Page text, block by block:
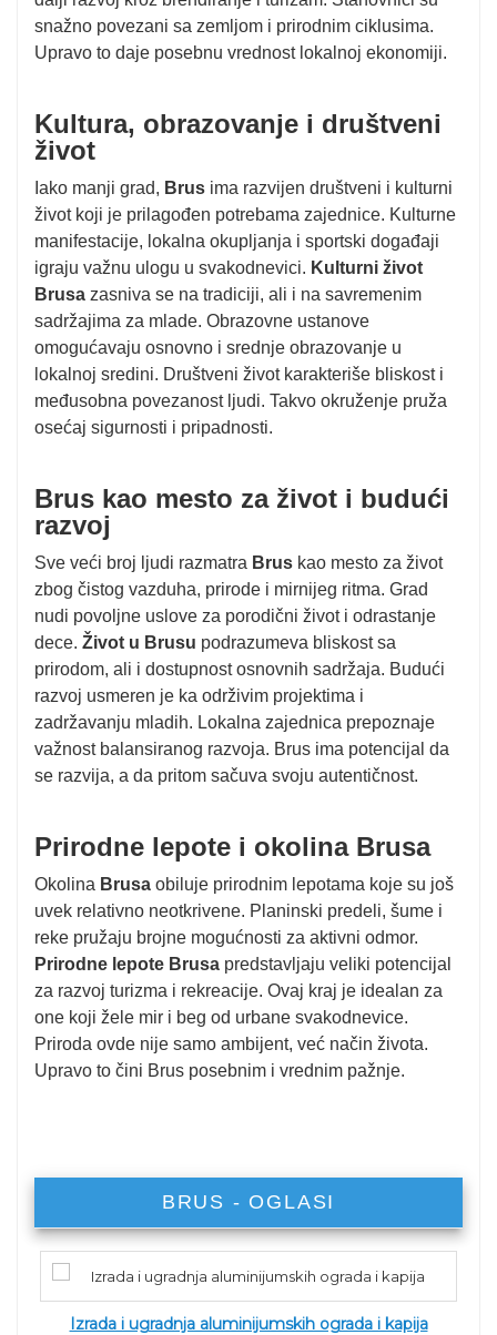
snažno povezani sa zemljom i prirodnim ciklusima.
Upravo to daje posebnu vrednost lokalnoj ekonomiji.
Kultura, obrazovanje i društveni
život
Iako manji grad, Brus ima razvijen društveni i kulturni
život koji je prilagođen potrebama zajednice. Kulturne
manifestacije, lokalna okupljanja i sportski događaji
igraju važnu ulogu u svakodnevici. Kulturni život
Brusa zasniva se na tradiciji, ali i na savremenim
sadržajima za mlade. Obrazovne ustanove
omogućavaju osnovno i srednje obrazovanje u
lokalnoj sredini. Društveni život karakteriše bliskost i
međusobna povezanost ljudi. Takvo okruženje pruža
osećaj sigurnosti i pripadnosti.
Brus kao mesto za život i budući
razvoj
Sve veći broj ljudi razmatra Brus kao mesto za život
zbog čistog vazduha, prirode i mirnijeg ritma. Grad
nudi povoljne uslove za porodični život i odrastanje
dece. Život u Brusu podrazumeva bliskost sa
prirodom, ali i dostupnost osnovnih sadržaja. Budući
razvoj usmeren je ka održivim projektima i
zadržavanju mladih. Lokalna zajednica prepoznaje
važnost balansiranog razvoja. Brus ima potencijal da
se razvija, a da pritom sačuva svoju autentičnost.
Prirodne lepote i okolina Brusa
Okolina Brusa obiluje prirodnim lepotama koje su još
uvek relativno neotkrivene. Planinski predeli, šume i
reke pružaju brojne mogućnosti za aktivni odmor.
Prirodne lepote Brusa predstavljaju veliki potencijal
za razvoj turizma i rekreacije. Ovaj kraj je idealan za
one koji žele mir i beg od urbane svakodnevice.
Priroda ovde nije samo ambijent, već način života.
Upravo to čini Brus posebnim i vrednim pažnje.
BRUS - OGLASI
Izrada i ugradnja aluminijumskih ograda i kapija